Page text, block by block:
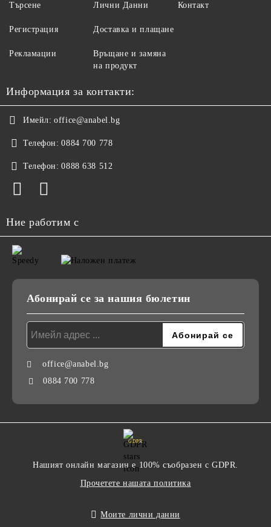
Търсене
Регистрация
Рекламации
Лични Данни
Доставка и плащане
Връщане и замяна
на продукт
Контакт
Информация за контакти:
Имейл: office@anabel.bg
Телефон: 0884 700 778
Телефон: 0888 638 512
Ние работим с
Абонирай се за нашия бюлетин
office@anabel.bg
0884 700 778
GDPR
Нашият онлайн магазин е 100% съобразен с GDPR.
Прочетете нашата политика
Моите лични данни